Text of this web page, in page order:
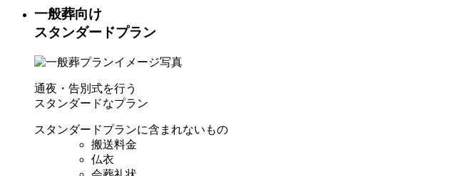
一般葬向け
スタンダードプラン
通夜・告別式を⾏う
スタンダードなプラン
スタンダードプランに含まれないもの
搬送料金
仏衣